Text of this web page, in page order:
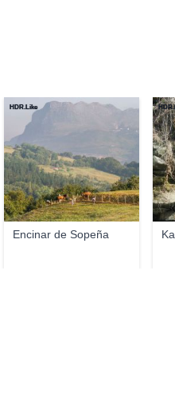
Encinar de Sopeña
HDR.Like